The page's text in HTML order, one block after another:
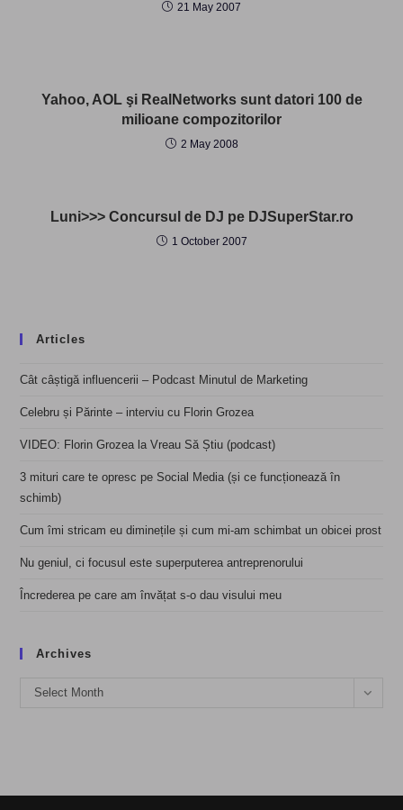
21 May 2007
Yahoo, AOL şi RealNetworks sunt datori 100 de
milioane compozitorilor
2 May 2008
Luni>>> Concursul de DJ pe DJSuperStar.ro
1 October 2007
Articles
Cât câștigă influencerii – Podcast Minutul de Marketing
Celebru și Părinte – interviu cu Florin Grozea
VIDEO: Florin Grozea la Vreau Să Știu (podcast)
3 mituri care te opresc pe Social Media (și ce funcționează în
schimb)
Cum îmi stricam eu diminețile și cum mi-am schimbat un obicei prost
Nu geniul, ci focusul este superputerea antreprenorului
Încrederea pe care am învățat s-o dau visului meu
Archives
Archives
Select Month